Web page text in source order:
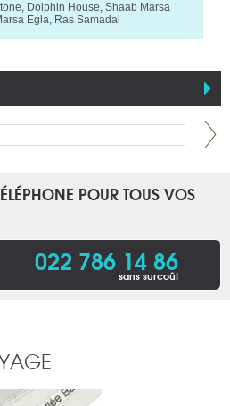
Dolphin House, Shaab Marsa
Egla, Ras Samadai
POUR TOUS VOS
022 786 14 86
sans surcoût